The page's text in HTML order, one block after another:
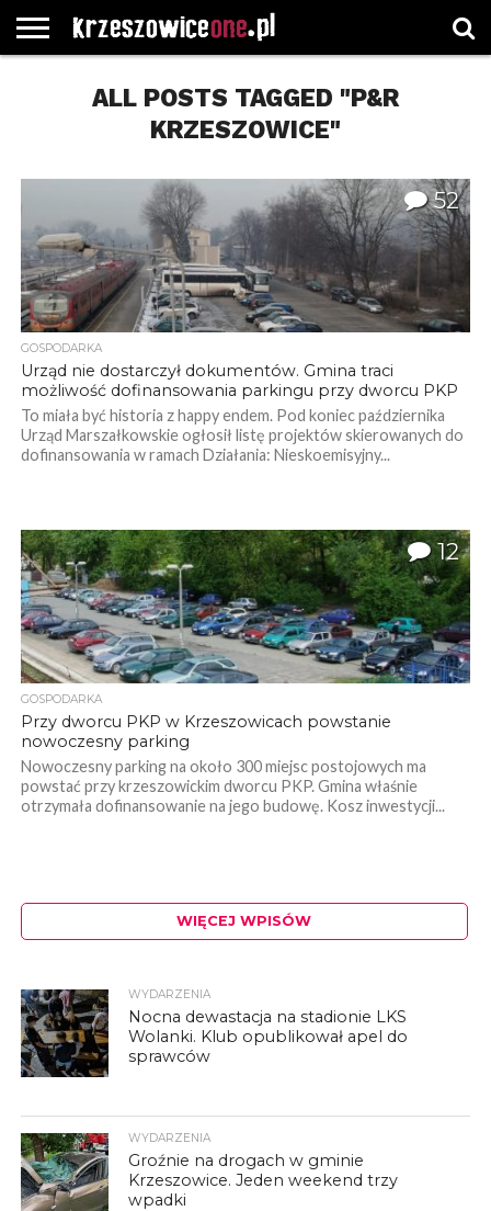
GŁÓWNA
WYBORY
SAMORZĄDOWE
WYBIERZ
KATEGORIE
ROZKŁADY
GREGORCZYK
WATCH
KONTAKTALL POSTS TAGGED "P&R
KRZESZOWICE"
52
GOSPODARKA
Urząd nie dostarczył dokumentów. Gmina traci
możliwość dofinansowania parkingu przy dworcu PKP
To miała być historia z happy endem. Pod koniec października
Urząd Marszałkowskie ogłosił listę projektów skierowanych do
dofinansowania w ramach Działania: Nieskoemisyjny...
12
GOSPODARKA
Przy dworcu PKP w Krzeszowicach powstanie
nowoczesny parking
Nowoczesny parking na około 300 miejsc postojowych ma
powstać przy krzeszowickim dworcu PKP. Gmina właśnie
otrzymała dofinansowanie na jego budowę. Kosz inwestycji...
WIĘCEJ WPISÓW
WYDARZENIA
Nocna dewastacja na stadionie LKS
Wolanki. Klub opublikował apel do
sprawców
WYDARZENIA
Groźnie na drogach w gminie
Krzeszowice. Jeden weekend trzy
wpadki